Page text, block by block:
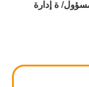
ة إدارة